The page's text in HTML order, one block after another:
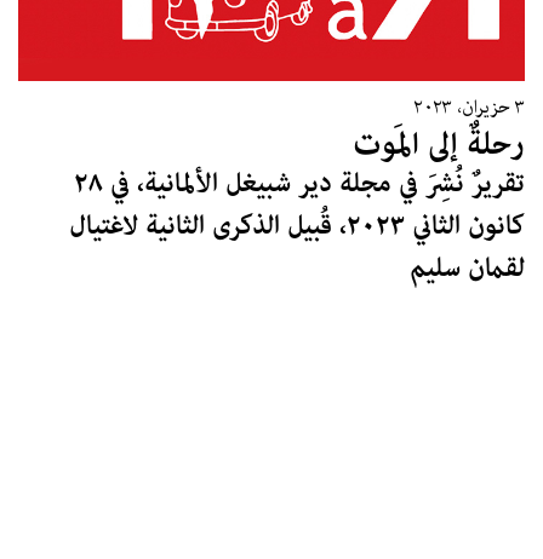
٣ حزيران، ٢٠٢٣
رحلةٌ إلى المَوت
تقريرٌ نُشِرَ في مجلة دير شبيغل الألمانية، في ٢٨
كانون الثاني ٢٠٢٣، قُبيل الذكرى الثانية لاغتيال
لقمان سليم